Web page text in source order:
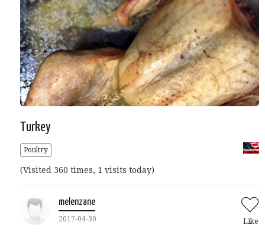
Turkey
Poultry
(Visited 360 times, 1 visits today)
melenzane
2017-04-30 Like